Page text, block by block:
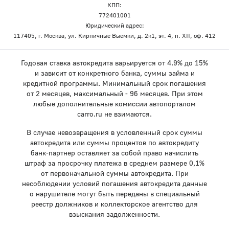
КПП:
772401001
Юридический адрес:
117405, г. Москва, ул. Кирпичные Выемки, д. 2к1, эт. 4, п. XII, оф. 412
Годовая ставка автокредита варьируется от 4.9% до 15%
и зависит от конкретного банка, суммы займа и
кредитной программы. Минимальный срок погашения
от 2 месяцев, максимальный - 96 месяцев. При этом
любые дополнительные комиссии автопорталом
carro.ru не взимаются.
В случае невозвращения в условленный срок суммы
автокредита или суммы процентов по автокредиту
банк-партнер оставляет за собой право начислить
штраф за просрочку платежа в среднем размере 0,1%
от первоначальной суммы автокредита. При
несоблюдении условий погашения автокредита данные
о нарушителе могут быть переданы в специальный
реестр должников и коллекторское агентство для
взыскания задолженности.